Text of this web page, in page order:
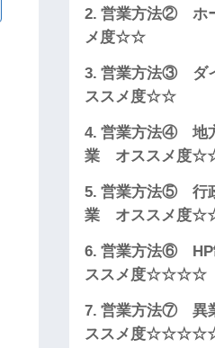
営業方法② ホ
メ度☆☆
営業方法③ ダ
ススメ度☆☆
営業方法④ 地
業 オススメ度
営業方法⑤ 行
業 オススメ度
営業方法⑥ HP
ススメ度☆☆☆☆
営業方法⑦ 異
ススメ度